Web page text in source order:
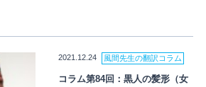
2021.12.24 風間先生の翻訳コラム
コラム第84回：黒人の髪形（女